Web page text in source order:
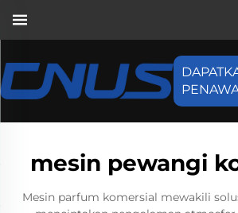
mesin pewangi
Mesin parfum komersial mewakili